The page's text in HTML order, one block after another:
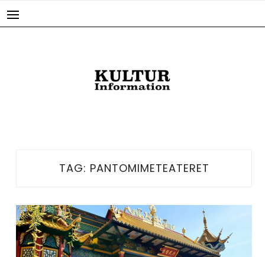
TAG: PANTOMIMETEATERET